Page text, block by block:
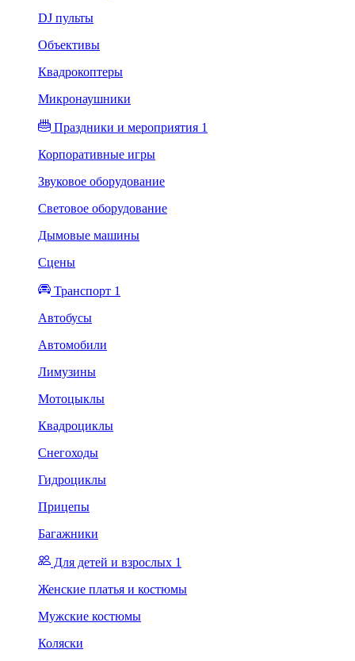
DJ пульты
Объективы
Квадрокоптеры
Микронаушники
Праздники и мероприятия 1
Корпоративные игры
Звуковое оборудование
Световое оборудование
Дымовые машины
Сцены
Транспорт 1
Автобусы
Автомобили
Лимузины
Мотоцыклы
Квадроциклы
Снегоходы
Гидроциклы
Прицепы
Багажники
Для детей и взрослых 1
Женские платья и костюмы
Мужские костюмы
Коляски